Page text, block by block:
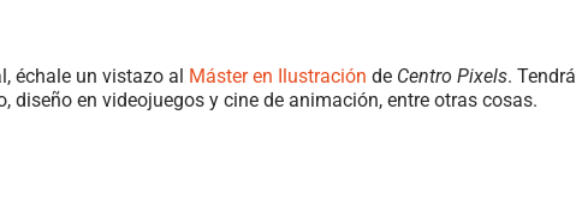
échale un vistazo al Máster en Ilustración de Centro Pixels.
en videojuegos y cine de animación, entre otras cosas.